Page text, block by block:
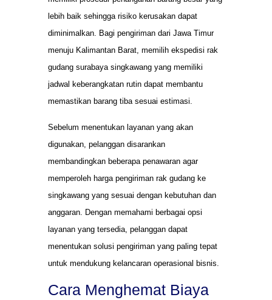
lebih baik sehingga risiko kerusakan dapat
diminimalkan. Bagi pengiriman dari Jawa Timur
menuju Kalimantan Barat, memilih ekspedisi rak
gudang surabaya singkawang yang memiliki
jadwal keberangkatan rutin dapat membantu
memastikan barang tiba sesuai estimasi.
Sebelum menentukan layanan yang akan
digunakan, pelanggan disarankan
membandingkan beberapa penawaran agar
memperoleh harga pengiriman rak gudang ke
singkawang yang sesuai dengan kebutuhan dan
anggaran. Dengan memahami berbagai opsi
layanan yang tersedia, pelanggan dapat
menentukan solusi pengiriman yang paling tepat
untuk mendukung kelancaran operasional bisnis.
Cara Menghemat Biaya